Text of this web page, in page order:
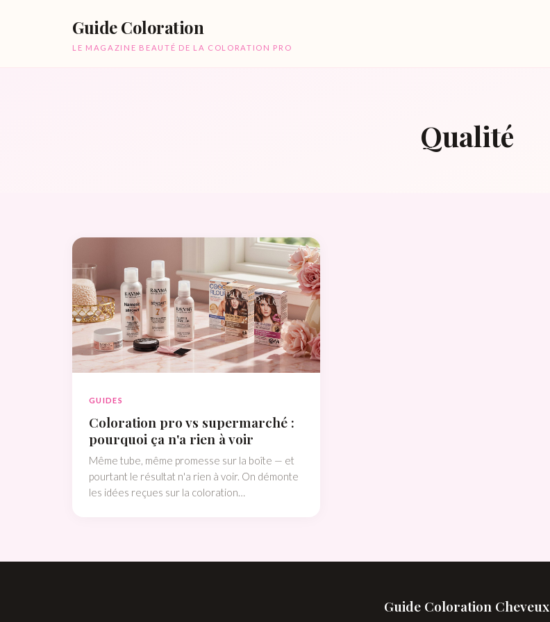
Guide Coloration
LE MAGAZINE BEAUTÉ DE LA COLORATION PRO
Qualité
GUIDES
Coloration pro vs supermarché :
pourquoi ça n'a rien à voir
Même tube, même promesse sur la boîte — et
pourtant le résultat n'a rien à voir. On démonte
les idées reçues sur la coloration
Guide Coloration Cheveux